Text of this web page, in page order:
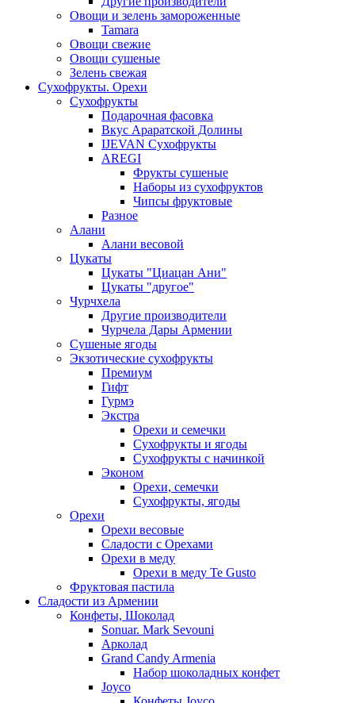
Овощи и зелень замороженные
Tamara
Овощи свежие
Овощи сушеные
Зелень свежая
Сухофрукты. Орехи
Сухофрукты
Подарочная фасовка
Вкус Араратской Долины
IJEVAN Сухофрукты
AREGI
Фрукты сушеные
Наборы из сухофруктов
Чипсы фруктовые
Разное
Алани
Алани весовой
Цукаты
Цукаты "Циацан Ани"
Цукаты "другое"
Чурчхела
Другие производители
Чурчела Дары Армении
Сушеные ягоды
Экзотические сухофрукты
Премиум
Гифт
Гурмэ
Экстра
Орехи и семечки
Сухофрукты и ягоды
Сухофрукты с начинкой
Эконом
Орехи, семечки
Сухофрукты, ягоды
Орехи
Орехи весовые
Сладости с Орехами
Орехи в меду
Орехи в меду Te Gusto
Фруктовая пастила
Сладости из Армении
Конфеты, Шоколад
Sonuar. Mark Sevouni
Арколад
Grand Candy Armenia
Набор шоколадных конфет
Joyco